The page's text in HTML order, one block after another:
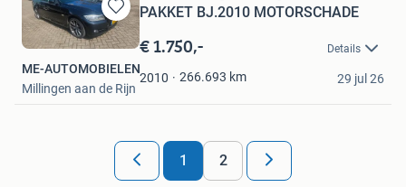
Bewaren
in
Favorieten
PAKKET BJ.2010 MOTORSCHADE
€ 1.750,- Details
2010 266.693 km
ME-AUTOMOBIELEN
Millingen aan de Rijn
29 jul 26
1 2